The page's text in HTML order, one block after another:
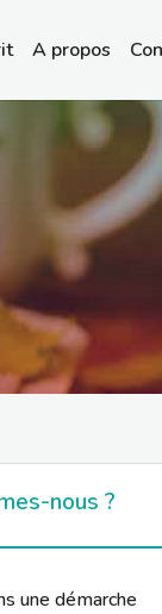
A propos
nous ?
une démarche